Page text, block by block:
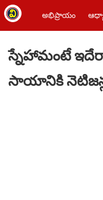
అభిప్రాయం
స్నేహామంటే
సాయానికి